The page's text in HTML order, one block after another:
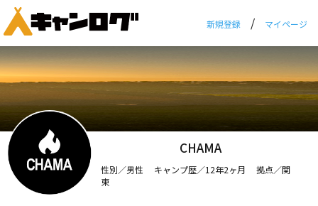
新規登録 / マイページ
CHAMA
性別／男性 キャンプ歴／12年2ヶ月 拠点／関
東